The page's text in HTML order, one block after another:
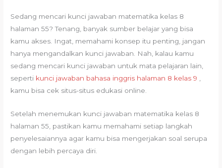
Sedang mencari kunci jawaban matematika kelas 8
halaman 55? Tenang, banyak sumber belajar yang bisa
kamu akses. Ingat, memahami konsep itu penting, jangan
hanya mengandalkan kunci jawaban. Nah, kalau kamu
sedang mencari kunci jawaban untuk mata pelajaran lain,
seperti kunci jawaban bahasa inggris halaman 8 kelas 9
kamu bisa cek situs-situs edukasi online.
Setelah menemukan kunci jawaban matematika kelas 8
halaman 55, pastikan kamu memahami setiap langkah
penyelesaiannya agar kamu bisa mengerjakan soal serupa
dengan lebih percaya diri.